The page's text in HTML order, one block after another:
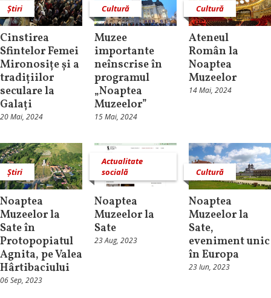
Știri
Cinstirea
Sfintelor Femei
Mironosițe și a
tradițiilor
seculare la
Galați
20 Mai, 2024
Cultură
Muzee
importante
neînscrise în
programul
„Noaptea
Muzeelor”
15 Mai, 2024
Cultură
Ateneul
Român la
Noaptea
Muzeelor
14 Mai, 2024
Știri
Noaptea
Muzeelor la
Sate în
Protopopiatul
Agnita, pe Valea
Hârtibaciului
06 Sep, 2023
Actualitate
socială
Noaptea
Muzeelor la
Sate
23 Aug, 2023
Cultură
Noaptea
Muzeelor la
Sate,
eveniment unic
în Europa
23 Iun, 2023